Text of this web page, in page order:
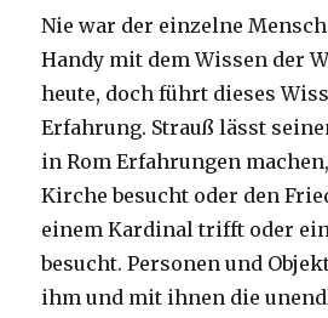
Nie war der einzelne
Handy mit dem Wissen der
heute, doch führt dieses
Erfahrung. Strauß lässt
in Rom Erfahrungen
Kirche besucht oder den
einem Kardinal trifft oder
besucht. Personen und
ihm und mit ihnen die